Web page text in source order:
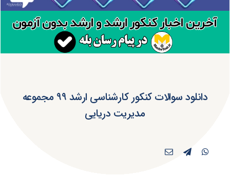
دانلود سوالات کنکور کارشناسی ارشد ۹۹ مجموعه
مدیریت دریایی